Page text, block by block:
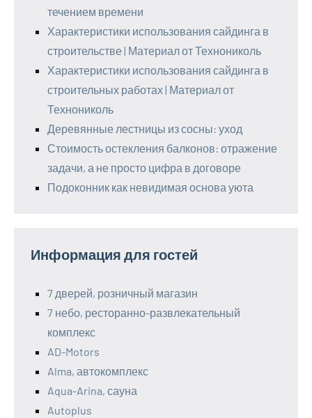
течением времени
Характеристики использования сайдинга в
строительстве | Материал от Технониколь
Характеристики использования сайдинга в
строительных работах | Материал от
Технониколь
Деревянные лестницы из сосны: уход
Стоимость остекления балконов: отражение
задачи, а не просто цифра в договоре
Подоконник как невидимая основа уюта
Информация для гостей
7 дверей, розничный магазин
7 небо, ресторанно-развлекательный
комплекс
AD-Motors
Alma, автокомплекс
Aqua-Arina, сауна
Autoplus